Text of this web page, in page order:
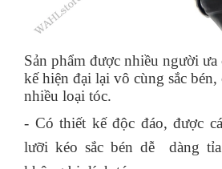
Sản phẩm được nhiều người
kế hiện đại lại vô cùng sắc
nhiều loại tóc.
- Có thiết kế độc đáo, được
lưỡi kéo sắc bén dễ dàng